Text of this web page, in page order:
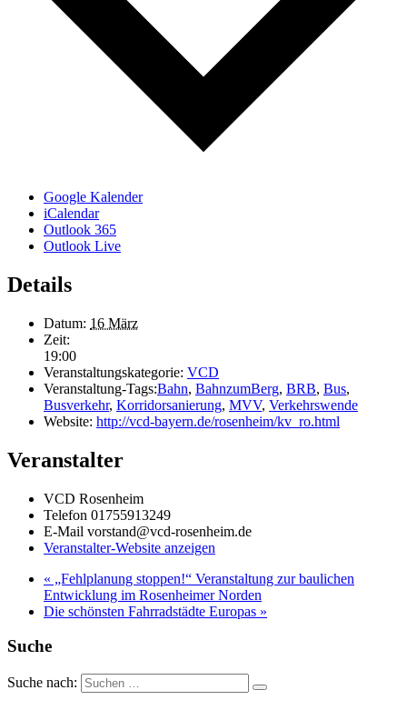
Google Kalender
iCalendar
Outlook 365
Outlook Live
Details
Datum: 16 März
Zeit:
19:00
Veranstaltungskategorie: VCD
Veranstaltung-Tags:Bahn, BahnzumBerg, BRB, Bus,
Busverkehr, Korridorsanierung, MVV, Verkehrswende
Website: http://vcd-bayern.de/rosenheim/kv_ro.html
Veranstalter
VCD Rosenheim
Telefon 01755913249
E-Mail vorstand@vcd-rosenheim.de
Veranstalter-Website anzeigen
« „Fehlplanung stoppen!“ Veranstaltung zur baulichen
Entwicklung im Rosenheimer Norden
Die schönsten Fahrradstädte Europas »
Suche
Suche nach: